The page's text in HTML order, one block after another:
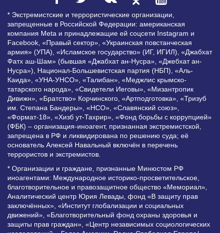
* Экстремистские и террористические организации,
запрещенные в Российской Федерации: американская
компания Meta и принадлежащие ей соцсети Instagram и
Facebook, «Правый сектор», «Украинская повстанческая
армия» (УПА), «Исламское государство» (ИГ, ИГИЛ), «Джабхат
Фатх аш-Шам» (бывшая «Джабхат ан-Нусра», «Джебхат ан-
Нусра»), Национал-Большевистская партия (НБП), «Аль-
Каида», «УНА-УНСО», «Талибан», «Меджлис крымско-
татарского народа», «Свидетели Иеговы», «Мизантропик
Дивижн», «Братство» Корчинского, «Артподготовка», «Тризуб
им. Степана Бандеры», «НСО», «Славянский союз»,
«Формат-18», «Хизб ут-Тахрир», «Фонд борьбы с коррупцией»
(ФБК) – организация-иноагент, признанная экстремистской,
запрещена в РФ и ликвидирована по решению суда; её
основатель Алексей Навальный включён в перечень
террористов и экстремистов.
* Организации и граждане, признанные Минюстом РФ
иноагентами: Международное историко-просветительское,
благотворительное и правозащитное общество «Мемориал»,
Аналитический центр Юрия Левады, фонд «В защиту прав
заключённых», «Институт глобализации и социальных
движений», «Благотворительный фонд охраны здоровья и
защиты прав граждан», «Центр независимых социологических